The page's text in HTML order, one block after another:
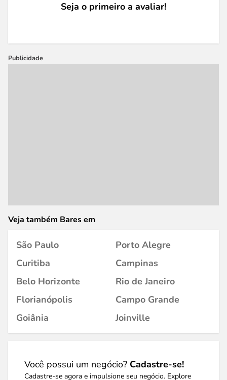
Seja o primeiro a avaliar!
Publicidade
Veja também Bares em
São Paulo
Porto Alegre
Curitiba
Campinas
Belo Horizonte
Rio de Janeiro
Florianópolis
Campo Grande
Goiânia
Joinville
Você possui um negócio? Cadastre-se!
Cadastre-se agora e impulsione seu negócio. Explore